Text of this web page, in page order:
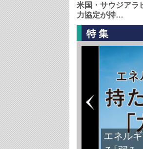
米国・サウジアラ
力協定が持…
特集
エネル